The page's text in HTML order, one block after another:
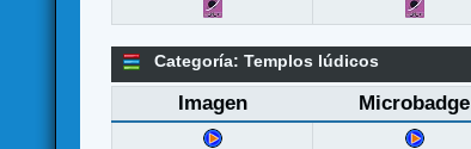
Categoría: Templos lúdicos
Imagen Microbadge